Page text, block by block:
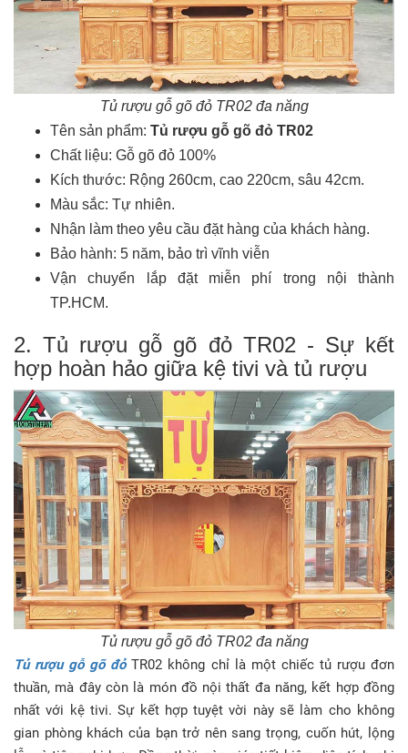
Tủ rượu gỗ gõ đỏ TR02 đa năng
Tên sản phẩm: Tủ rượu gỗ gõ đỏ TR02
Chất liệu: Gỗ gõ đỏ 100%
Kích thước: Rộng 260cm, cao 220cm, sâu 42cm.
Màu sắc: Tự nhiên.
Nhận làm theo yêu cầu đặt hàng của khách hàng.
Bảo hành: 5 năm, bảo trì vĩnh viễn
Vận chuyển lắp đặt miễn phí trong nội thành
TP.HCM.
2. Tủ rượu gỗ gõ đỏ TR02 - Sự kết
hợp hoàn hảo giữa kệ tivi và tủ rượu
Tủ rượu gỗ gõ đỏ TR02 đa năng
Tủ rượu gỗ gõ đỏTR02 không chỉ là một chiếc tủ rượu đơn
thuần, mà đây còn là món đồ nội thất đa năng, kết hợp đồng
nhất với kệ tivi. Sự kết hợp tuyệt vời này sẽ làm cho không
gian phòng khách của bạn trở nên sang trọng, cuốn hút, lộng